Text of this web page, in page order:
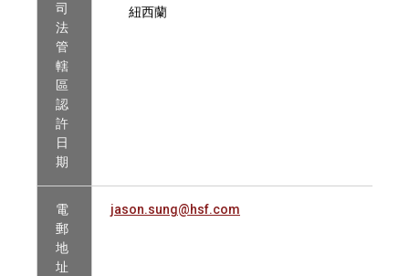
司
法
管
轄
區
認
許
日
期
紐西蘭
電
郵
地
址
jason.sung@hsf.com